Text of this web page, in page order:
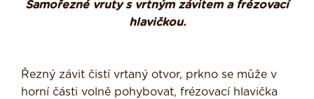
Samořezné vruty s vrtným závitem a frézovací
hlavičkou.
Řezný závit čistí vrtaný otvor, prkno se může v
horní části volně pohybovat, frézovací hlavička